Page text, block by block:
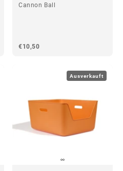
Cannon Ball
€10,50
Ausverkauft